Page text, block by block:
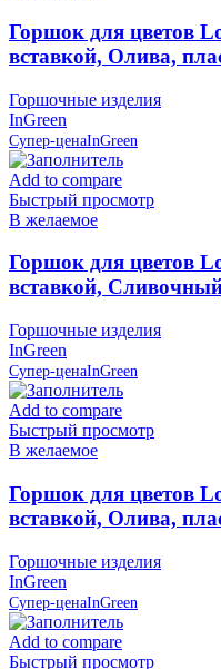
Горшок для цветов
вставкой, Олива,
Горшочные изделия
InGreen
Супер-ценаInGreen
Add to compare
Быстрый просмотр
В желаемое
Горшок для цветов
вставкой,
Горшочные изделия
InGreen
Супер-ценаInGreen
Add to compare
Быстрый просмотр
В желаемое
Горшок для цветов
вставкой, Олива,
Горшочные изделия
InGreen
Супер-ценаInGreen
Add to compare
Быстрый просмотр